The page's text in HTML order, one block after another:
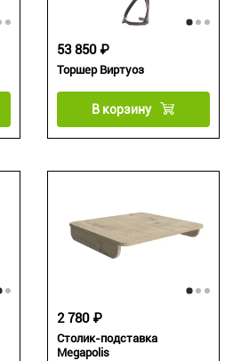
Торшер Виртуоз
53 850 ₽
В корзину
Столик-подставка
Megapolis
2 780 ₽